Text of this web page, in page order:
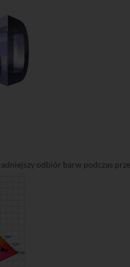
odbiór barw podczas